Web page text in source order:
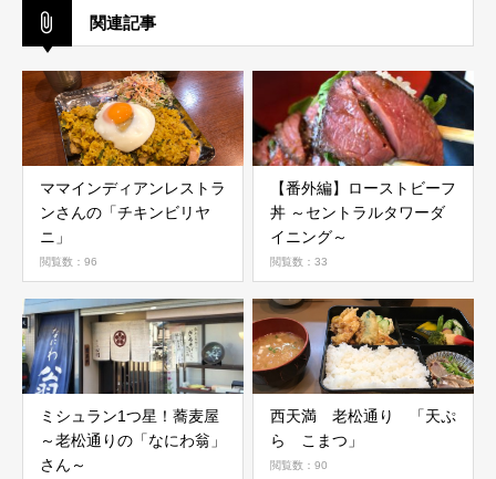
関連記事
ママインディアンレストラ
ンさんの「チキンビリヤ
ニ」
閲覧数：96
【番外編】ローストビーフ
丼 ～セントラルタワーダ
イニング～
閲覧数：33
ミシュラン1つ星！蕎麦屋
～老松通りの「なにわ翁」
さん～
西天満 老松通り 「天ぷ
ら こまつ」
閲覧数：90